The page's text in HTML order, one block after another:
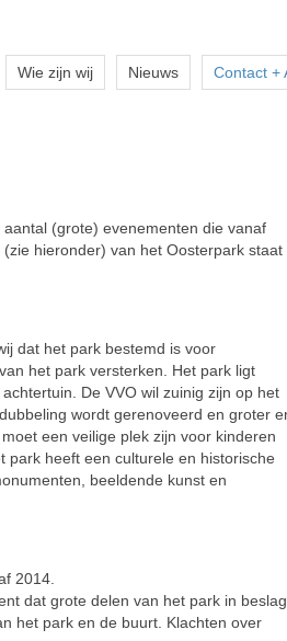
Wie zijn wij Nieuws Contact +
(grote) evenementen die vanaf
hieronder) van het Oosterpark staat
dat het park bestemd is voor
het park versterken. Het park ligt
De VVO wil zuinig zijn op het
wordt gerenoveerd en groter
een veilige plek zijn voor kinderen
park heeft een culturele en historische
beeldende kunst en
2014.
dat grote delen van het park in beslag
het park en de buurt. Klachten over